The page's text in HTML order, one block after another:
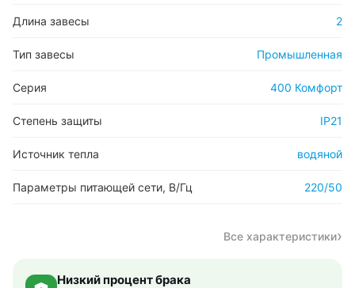
Длина завесы 2
Тип завесы Промышленная
Серия 400 Комфорт
Степень защиты IP21
Источник тепла водяной
Параметры питающей сети, В/Гц 220/50
Все характеристики
Низкий процент брака